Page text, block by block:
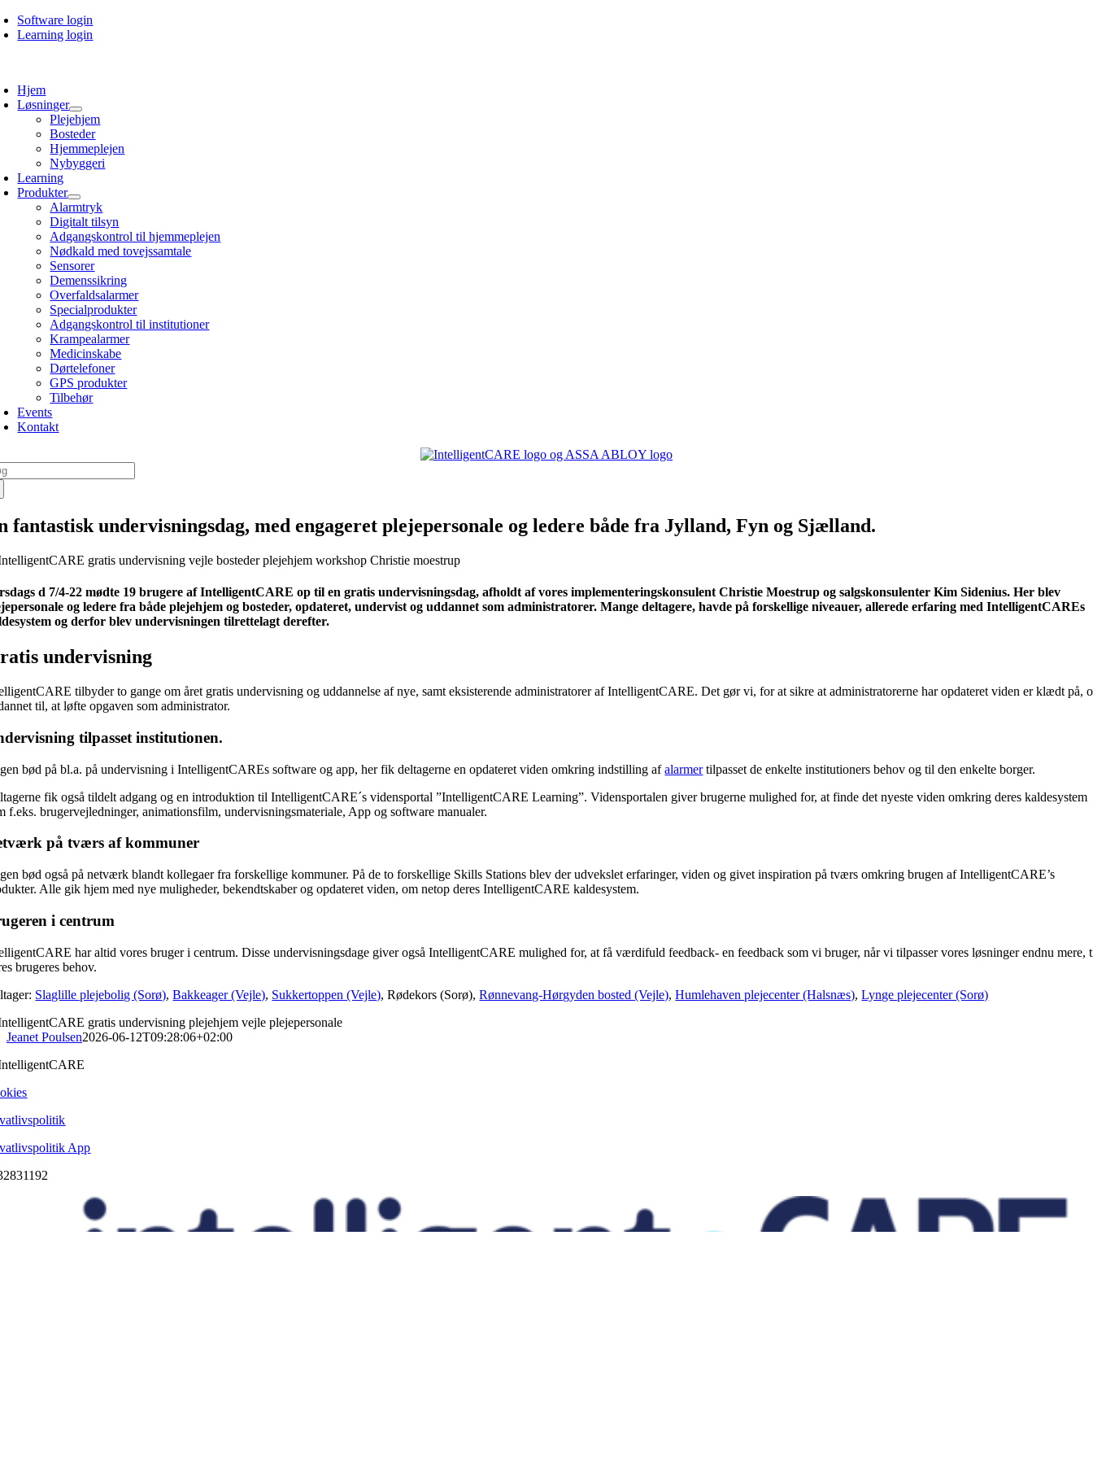
Skip
to
Software login
Learning login
Hjem
Løsninger
Plejehjem
Bosteder
Hjemmeplejen
Nybyggeri
Learning
Produkter
Alarmtryk
Digitalt tilsyn
Adgangskontrol til hjemmeplejen
Nødkald med tovejssamtale
Sensorer
Demenssikring
Overfaldsalarmer
Specialprodukter
Adgangskontrol til institutioner
Krampealarmer
Medicinskabe
Dørtelefoner
GPS produkter
Tilbehør
Events
Kontakt
fantastisk undervisningsdag, med engageret plejepersonale og ledere både fra Jylland, Fyn og Sjælland.
d 7/4-22 mødte 19 brugere af IntelligentCARE op til en gratis undervisningsdag, afholdt af vores implementeringskonsulent Christie Moestrup og salgskonsulenter Kim Sidenius. Her blev
og ledere fra både plejehjem og bosteder, opdateret, undervist og uddannet som administratorer. Mange deltagere, havde på forskellige niveauer, allerede erfaring med IntelligentCAREs
og derfor blev undervisningen tilrettelagt derefter.
undervisning
tilbyder to gange om året gratis undervisning og uddannelse af nye, samt eksisterende administratorer af IntelligentCARE. Det gør vi, for at sikre at administratorerne har opdateret viden er klædt på,
til, at løfte opgaven som administrator.
tilpasset institutionen.
bød på bl.a. på undervisning i IntelligentCAREs software og app, her fik deltagerne en opdateret viden omkring indstilling afalarmertilpasset de enkelte institutioners behov og til den enkelte borger.
fik også tildelt adgang og en introduktion til IntelligentCARE´s vidensportal ”IntelligentCARE Learning”. Vidensportalen giver brugerne mulighed for, at finde det nyeste viden omkring deres kaldesystem
f.eks. brugervejledninger, animationsfilm, undervisningsmateriale, App og software manualer.
på tværs af kommuner
bød også på netværk blandt kollegaer fra forskellige kommuner. På de to forskellige Skills Stations blev der udvekslet erfaringer, viden og givet inspiration på tværs omkring brugen af IntelligentCARE’s
Alle gik hjem med nye muligheder, bekendtskaber og opdateret viden, om netop deres IntelligentCARE kaldesystem.
i centrum
har altid vores bruger i centrum. Disse undervisningsdage giver også IntelligentCARE mulighed for, at få værdifuld feedback- en feedback som vi bruger, når vi tilpasser vores løsninger endnu mere,
brugeres behov.
Slaglille plejebolig (Sorø),Bakkeager (Vejle), Sukkertoppen (Vejle), Rødekors (Sorø),Rønnevang-Hørgyden bosted (Vejle),Humlehaven plejecenter (Halsnæs),Lynge plejecenter (Sorø)
Jeanet Poulsen2026-06-12T09:28:06+02:00
App